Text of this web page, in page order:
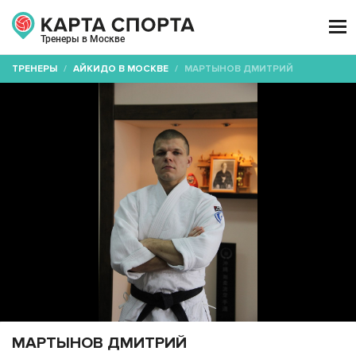
Тренеры в Москве

ТРЕНЕРЫ / АЙКИДО В МОСКВЕ / МАРТЫНОВ ДМИТРИЙ
МАРТЫНОВ ДМИТРИЙ